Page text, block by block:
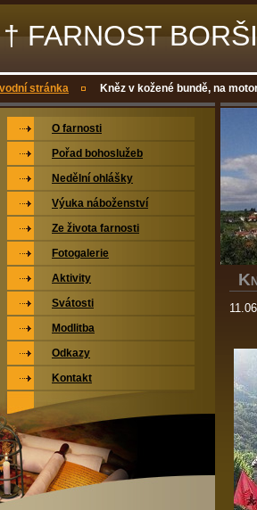
† FARNOST
stránka Kněz v kožené bundě, na
K
O farnosti
Pořad bohoslužeb
Nedělní ohlášky
Výuka náboženství
Ze života farnosti
Fotogalerie
Aktivity
Svátosti
Modlitba
Odkazy
Kontakt